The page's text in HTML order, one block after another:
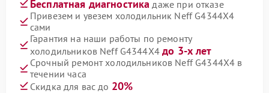
Бесплатная диагностика даже при отказе
Привезем и увезем холодильник Neff G4344X4
сами
Гарантия на наши работы по ремонту
холодильников Neff G4344X4до 3-х лет
Срочный ремонт холодильников Neff G4344X4 в
течении часа
Скидка для вас до 20%